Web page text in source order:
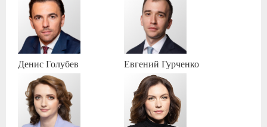
ДенисГолубев Евгений Гурченко